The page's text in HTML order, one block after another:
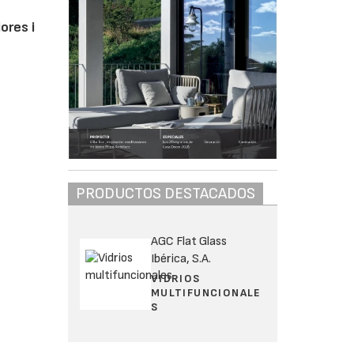
i
PRODUCTOS DESTACADOS
AGC Flat Glass
Ibérica, S.A.
VIDRIOS
MULTIFUNCIONALE
S